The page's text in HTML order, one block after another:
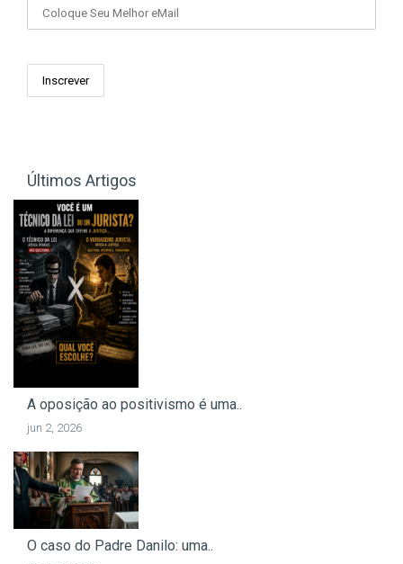
Últimos Artigos
A oposição ao positivismo é uma..
jun 2, 2026
O caso do Padre Danilo: uma..